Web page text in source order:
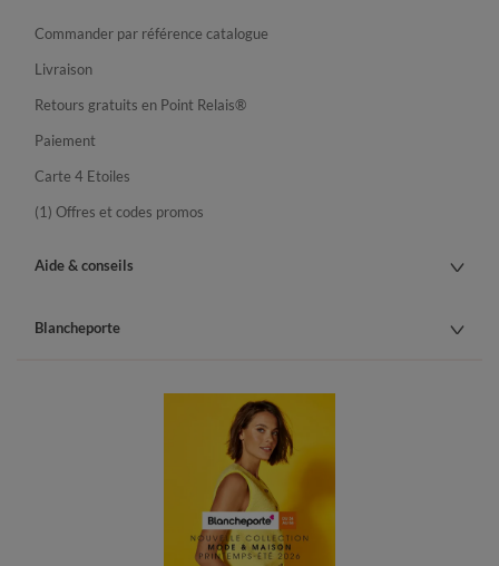
Commander par référence catalogue
Livraison
Retours gratuits en Point Relais®
Paiement
Carte 4 Etoiles
(1) Offres et codes promos
Aide & conseils
Blancheporte